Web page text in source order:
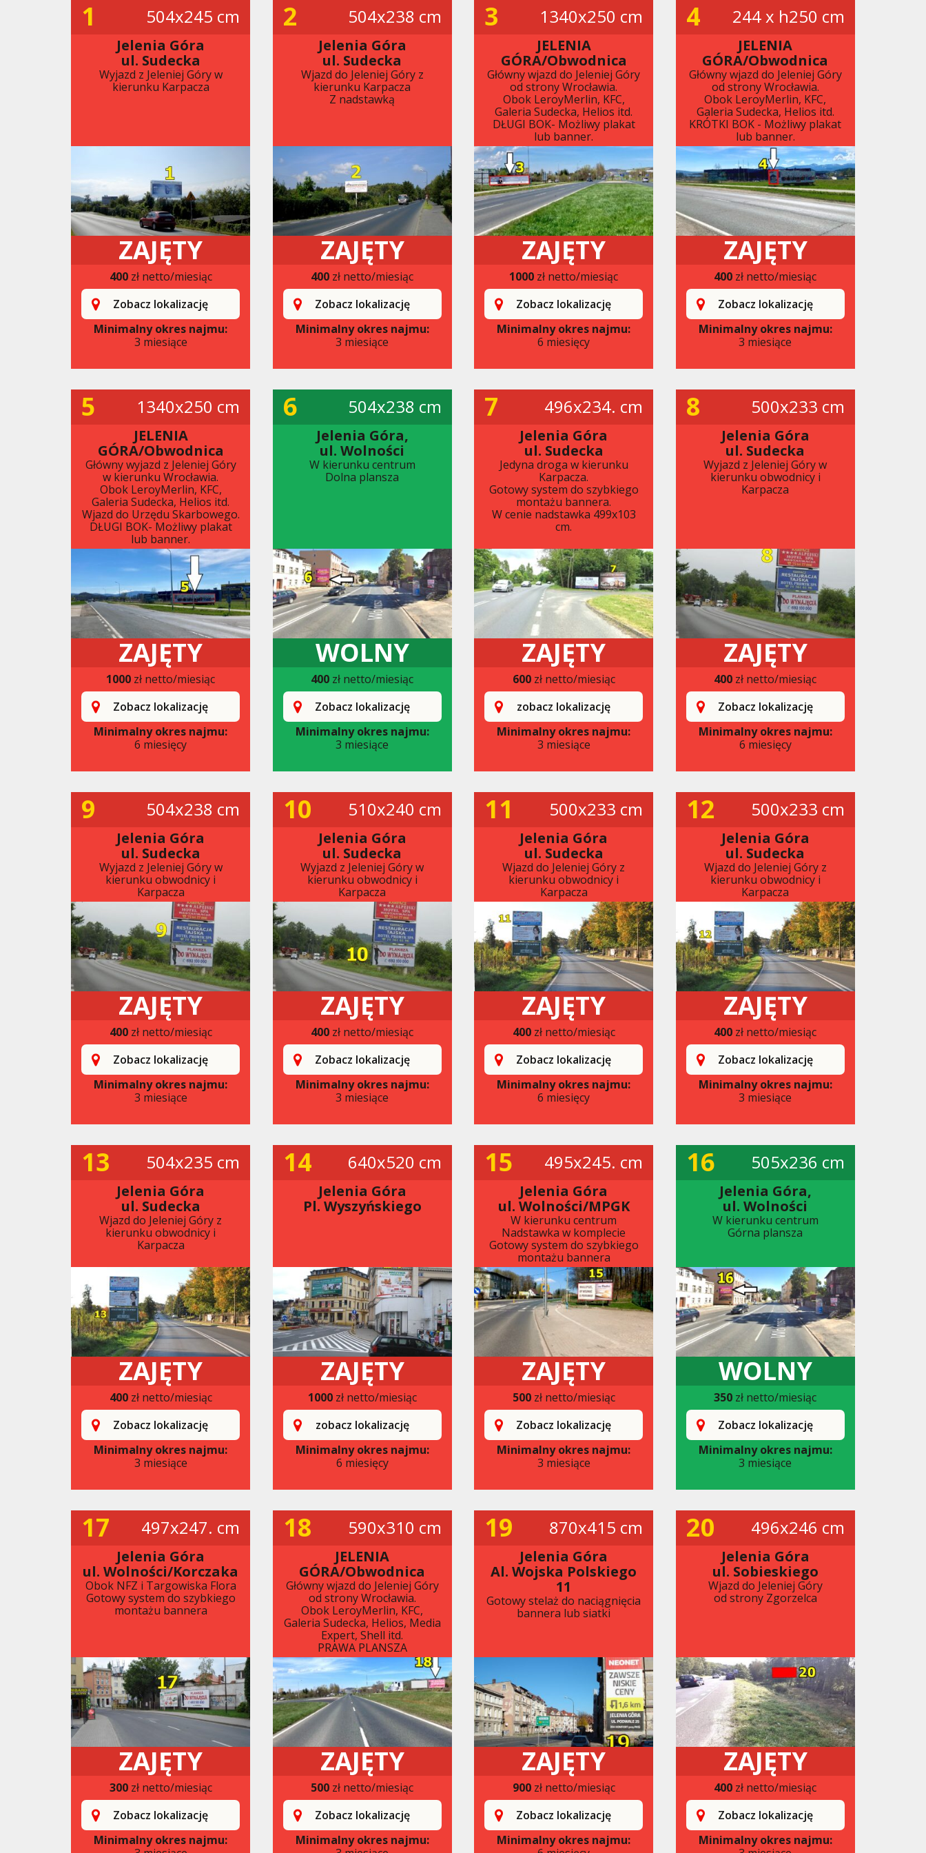
1 504x245 cm
Jelenia Góra
ul. Sudecka
Wyjazd z Jeleniej Góry w
kierunku Karpacza
ZAJĘTY
400zł netto/miesiąc
Zobacz lokalizację
Minimalny okres najmu:
3 miesiące
2 504x238 cm
Jelenia Góra
ul. Sudecka
Wjazd do Jeleniej Góry z
kierunku Karpacza
Z nadstawką
ZAJĘTY
400 zł netto/miesiąc
Zobacz lokalizację
Minimalny okres najmu:
3 miesiące
3 1340x250 cm
JELENIA
GÓRA/Obwodnica
Główny wjazd do Jeleniej Góry
od strony Wrocławia.
Obok LeroyMerlin, KFC,
Galeria Sudecka, Helios itd.
DŁUGI BOK- Możliwy plakat
lub banner.
ZAJĘTY
1000 zł netto/miesiąc
Zobacz lokalizację
Minimalny okres najmu:
6 miesięcy
4 244 x h250 cm
JELENIA
GÓRA/Obwodnica
Główny wjazd do Jeleniej Góry
od strony Wrocławia.
Obok LeroyMerlin, KFC,
Galeria Sudecka, Helios itd.
KRÓTKI BOK - Możliwy plakat
lub banner.
ZAJĘTY
400 zł netto/miesiąc
Zobacz lokalizację
Minimalny okres najmu:
3 miesiące
5 1340x250 cm
JELENIA
GÓRA/Obwodnica
Główny wyjazd z Jeleniej Góry
w kierunku Wrocławia.
Obok LeroyMerlin, KFC,
Galeria Sudecka, Helios itd.
Wjazd do Urzędu Skarbowego.
DŁUGI BOK- Możliwy plakat
lub banner.
ZAJĘTY
1000 zł netto/miesiąc
Zobacz lokalizację
Minimalny okres najmu:
6 miesięcy
6 504x238 cm
Jelenia Góra,
ul. Wolności
W kierunku centrum
Dolna plansza
WOLNY
400 zł netto/miesiąc
Zobacz lokalizację
Minimalny okres najmu:
3 miesiące
7 496x234. cm
Jelenia Góra
ul. Sudecka
Jedyna droga w kierunku
Karpacza.
Gotowy system do szybkiego
montażu bannera.
W cenie nadstawka 499x103
cm.
ZAJĘTY
600zł netto/miesiąc
zobacz lokalizację
Minimalny okres najmu:
3 miesiące
8 500x233 cm
Jelenia Góra
ul. Sudecka
Wyjazd z Jeleniej Góry w
kierunku obwodnicy i
Karpacza
ZAJĘTY
400 zł netto/miesiąc
Zobacz lokalizację
Minimalny okres najmu:
6 miesięcy
9 504x238 cm
Jelenia Góra
ul. Sudecka
Wyjazd z Jeleniej Góry w
kierunku obwodnicy i
Karpacza
ZAJĘTY
400zł netto/miesiąc
Zobacz lokalizację
Minimalny okres najmu:
3 miesiące
10 510x240 cm
Jelenia Góra
ul. Sudecka
Wyjazd z Jeleniej Góry w
kierunku obwodnicy i
Karpacza
ZAJĘTY
400 zł netto/miesiąc
Zobacz lokalizację
Minimalny okres najmu:
3 miesiące
11 500x233 cm
Jelenia Góra
ul. Sudecka
Wjazd do Jeleniej Góry z
kierunku obwodnicy i
Karpacza
ZAJĘTY
400zł netto/miesiąc
Zobacz lokalizację
Minimalny okres najmu:
6 miesięcy
12 500x233 cm
Jelenia Góra
ul. Sudecka
Wjazd do Jeleniej Góry z
kierunku obwodnicy i
Karpacza
ZAJĘTY
400 zł netto/miesiąc
Zobacz lokalizację
Minimalny okres najmu:
3 miesiące
13 504x235 cm
Jelenia Góra
ul. Sudecka
Wjazd do Jeleniej Góry z
kierunku obwodnicy i
Karpacza
ZAJĘTY
400zł netto/miesiąc
Zobacz lokalizację
Minimalny okres najmu:
3 miesiące
14 640x520 cm
Jelenia Góra
Pl. Wyszyńskiego
ZAJĘTY
1000zł netto/miesiąc
zobacz lokalizację
Minimalny okres najmu:
6 miesięcy
15 495x245. cm
Jelenia Góra
ul. Wolności/MPGK
W kierunku centrum
Nadstawka w komplecie
Gotowy system do szybkiego
montażu bannera
ZAJĘTY
500zł netto/miesiąc
Zobacz lokalizację
Minimalny okres najmu:
3 miesiące
16 505x236 cm
Jelenia Góra,
ul. Wolności
W kierunku centrum
Górna plansza
WOLNY
350 zł netto/miesiąc
Zobacz lokalizację
Minimalny okres najmu:
3 miesiące
17 497x247. cm
Jelenia Góra
ul. Wolności/Korczaka
Obok NFZ i Targowiska Flora
Gotowy system do szybkiego
montażu bannera
ZAJĘTY
300zł netto/miesiąc
Zobacz lokalizację
Minimalny okres najmu:
18 590x310 cm
JELENIA
GÓRA/Obwodnica
Główny wjazd do Jeleniej Góry
od strony Wrocławia.
Obok LeroyMerlin, KFC,
Galeria Sudecka, Helios, Media
Expert, Shell itd.
PRAWA PLANSZA
ZAJĘTY
500 zł netto/miesiąc
Zobacz lokalizację
Minimalny okres najmu:
19 870x415 cm
Jelenia Góra
Al. Wojska Polskiego
11
Gotowy stelaż do naciągnięcia
bannera lub siatki
ZAJĘTY
900zł netto/miesiąc
Zobacz lokalizację
Minimalny okres najmu:
20 496x246 cm
Jelenia Góra
ul. Sobieskiego
Wjazd do Jeleniej Góry
od strony Zgorzelca
ZAJĘTY
400 zł netto/miesiąc
Zobacz lokalizację
Minimalny okres najmu: